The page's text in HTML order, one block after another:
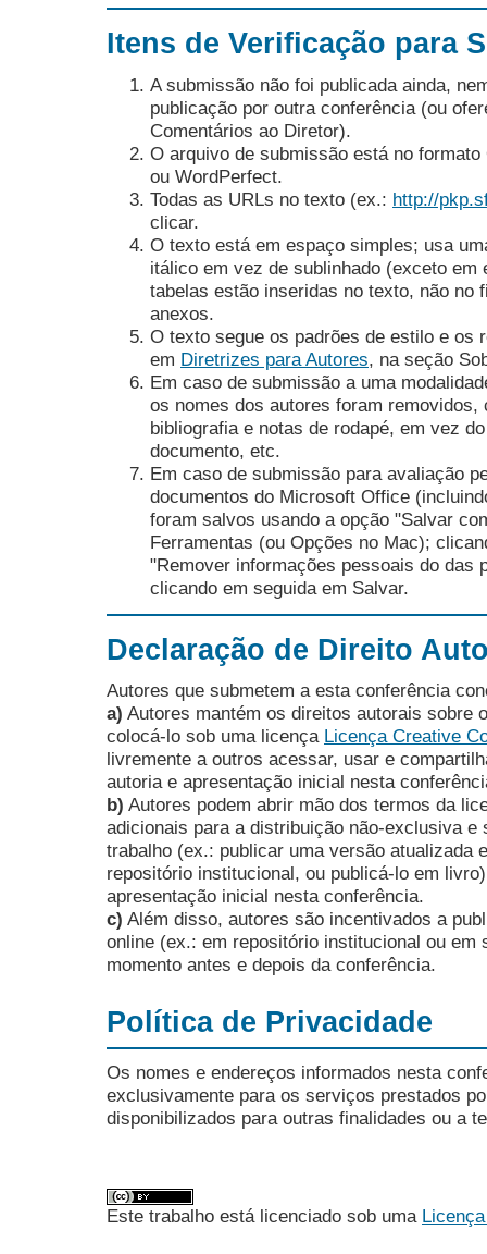
Itens de Verificação para
A submissão não foi publicada ainda,
publicação por outra conferência (ou
Comentários ao Diretor).
O arquivo de submissão está no
ou WordPerfect.
Todas as URLs no texto (ex.: http://
clicar.
O texto está em espaço simples; usa
itálico em vez de sublinhado (exceto
tabelas estão inseridas no texto, não no
anexos.
O texto segue os padrões de estilo e os
em Diretrizes para Autores, na seção
Em caso de submissão a uma
os nomes dos autores foram removidos,
bibliografia e notas de rodapé, em vez
documento, etc.
Em caso de submissão para avaliação
documentos do Microsoft Office
foram salvos usando a opção "Salvar
Ferramentas (ou Opções no Mac);
"Remover informações pessoais do das
clicando em seguida em Salvar.
Declaração de Direito
Autores que submetem a esta conferência
a) Autores mantém os direitos autorais sobre
colocá-lo sob uma licença Licença Creative
livremente a outros acessar, usar e
autoria e apresentação inicial nesta
b) Autores podem abrir mão dos termos da
adicionais para a distribuição não-exclusiva e
trabalho (ex.: publicar uma versão atualizada
repositório institucional, ou publicá-lo em
apresentação inicial nesta conferência.
c) Além disso, autores são incentivados a
online (ex.: em repositório institucional ou em
momento antes e depois da conferência.
Política de Privacidade
Os nomes e endereços informados nesta
exclusivamente para os serviços prestados
disponibilizados para outras finalidades ou a
Este trabalho está licenciado sob uma